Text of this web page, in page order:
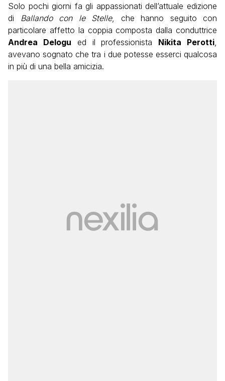
Solo pochi giorni fa gli appassionati dell’attuale edizione
di
Ballando con le Stelle, che hanno seguito con
particolare affetto la coppia composta dalla conduttrice
Andrea Delogu ed il professionista Nikita Perotti
avevano sognato che tra i due potesse esserci qualcosa
in più di una bella amicizia.